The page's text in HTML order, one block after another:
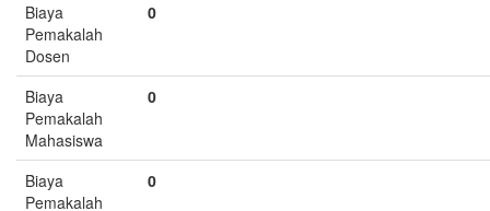
Biaya
Pemakalah
Dosen
0
Biaya
Pemakalah
Mahasiswa
0
Biaya
Pemakalah
0